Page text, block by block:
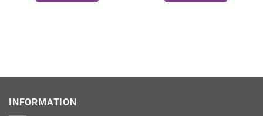
INFORMATION